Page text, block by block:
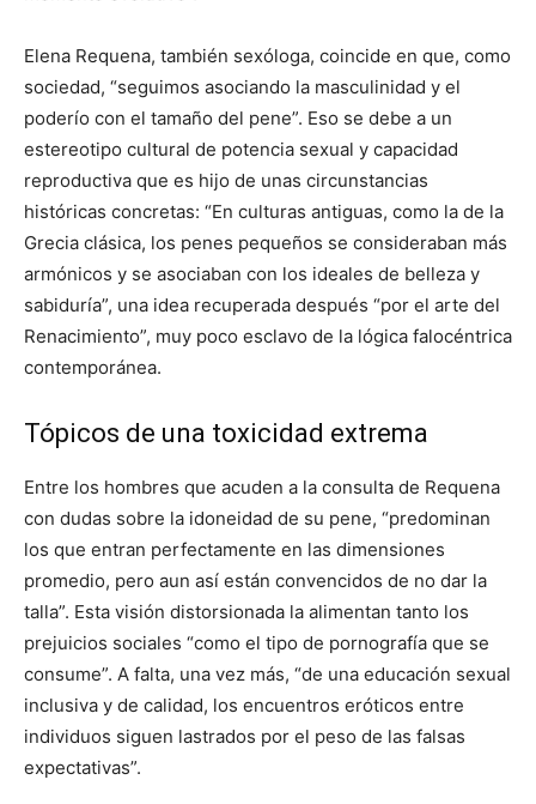
Elena Requena, también sexóloga, coincide en que, como
sociedad, “seguimos asociando la masculinidad y el
poderío con el tamaño del pene”. Eso se debe a un
estereotipo cultural de potencia sexual y capacidad
reproductiva que es hijo de unas circunstancias
históricas concretas: “En culturas antiguas, como la de la
Grecia clásica, los penes pequeños se consideraban más
armónicos y se asociaban con los ideales de belleza y
sabiduría”, una idea recuperada después “por el arte del
Renacimiento”, muy poco esclavo de la lógica falocéntrica
contemporánea.
Tópicos de una toxicidad extrema
Entre los hombres que acuden a la consulta de Requena
con dudas sobre la idoneidad de su pene, “predominan
los que entran perfectamente en las dimensiones
promedio, pero aun así están convencidos de no dar la
talla”. Esta visión distorsionada la alimentan tanto los
prejuicios sociales “como el tipo de pornografía que se
consume”. A falta, una vez más, “de una educación sexual
inclusiva y de calidad, los encuentros eróticos entre
individuos siguen lastrados por el peso de las falsas
expectativas”.